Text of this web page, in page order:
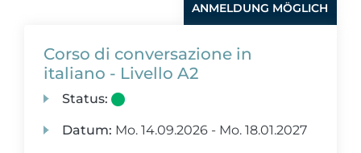
ANMELDUNG MÖGLICH
Corso di conversazione in
italiano - Livello A2
Status:
Datum: Mo. 14.09.2026 - Mo. 18.01.2027